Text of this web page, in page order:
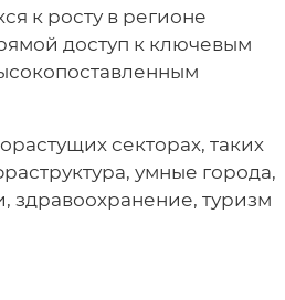
к росту в регионе
доступ к ключевым
секторах, таких
умные города,
здравоохранение, туризм